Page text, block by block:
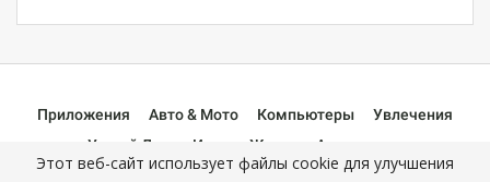
Приложения Авто & Мото Компьютеры
Увлечения
Умный Дом
Игры Жизнь
Аксессуары
📌Без Категории
Этот веб-сайт использует файлы cookie для улучшения